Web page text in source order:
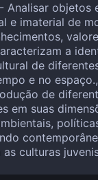
Analisar objetos
e imaterial de
a
de
e no
de
em suas
culturas